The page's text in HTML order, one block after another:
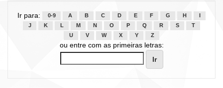
Ir para: 0-9 A B C D E F G H
J
K L M N O P Q R S
T
U
V W X Y Z
ou entre com as primeiras letras: